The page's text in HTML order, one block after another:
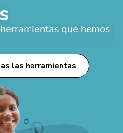
que hemos
las herramientas